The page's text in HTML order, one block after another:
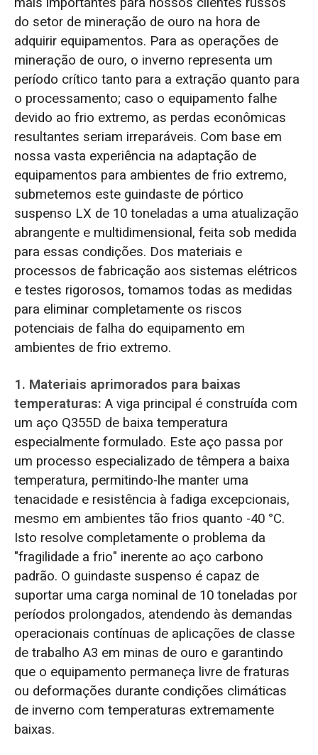
do setor de mineração de ouro na hora de
adquirir equipamentos. Para as operações de
mineração de ouro, o inverno representa um
período crítico tanto para a extração quanto para
o processamento; caso o equipamento falhe
devido ao frio extremo, as perdas econômicas
resultantes seriam irreparáveis. Com base em
nossa vasta experiência na adaptação de
equipamentos para ambientes de frio extremo,
submetemos este guindaste de pórtico
suspenso LX de 10 toneladas a uma atualização
abrangente e multidimensional, feita sob medida
para essas condições. Dos materiais e
processos de fabricação aos sistemas elétricos
e testes rigorosos, tomamos todas as medidas
para eliminar completamente os riscos
potenciais de falha do equipamento em
ambientes de frio extremo.
1. Materiais aprimorados para baixas
temperaturas: A viga principal é construída com
um aço Q355D de baixa temperatura
especialmente formulado. Este aço passa por
um processo especializado de têmpera a baixa
temperatura, permitindo-lhe manter uma
tenacidade e resistência à fadiga excepcionais,
mesmo em ambientes tão frios quanto -40 °C.
Isto resolve completamente o problema da
"fragilidade a frio" inerente ao aço carbono
padrão. O guindaste suspenso é capaz de
suportar uma carga nominal de 10 toneladas por
períodos prolongados, atendendo às demandas
operacionais contínuas de aplicações de classe
de trabalho A3 em minas de ouro e garantindo
que o equipamento permaneça livre de fraturas
ou deformações durante condições climáticas
de inverno com temperaturas extremamente
baixas.